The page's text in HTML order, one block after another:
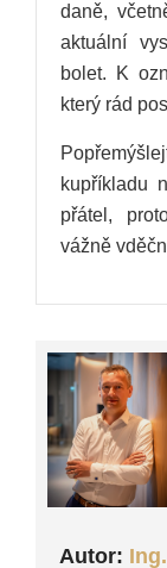
daně,
aktuální
bolet. K
který rád
kupříkladu
přátel,
vážně
Autor: